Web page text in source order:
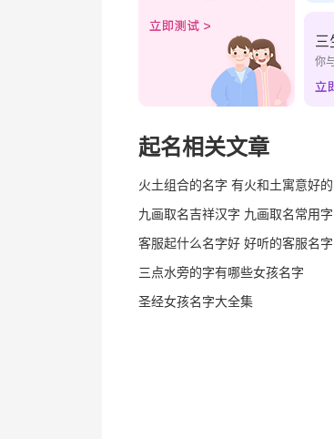
三
你
起名相关文章
火土组合的名字 有火和土寓意好
九画取名吉祥汉字 九画取名常用字
客服起什么名字好 好听的客服名字
三点水旁的字有哪些女孩名字
圣经女孩名字大全集